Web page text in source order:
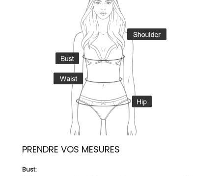
PRENDRE VOS MESURES
Bust: